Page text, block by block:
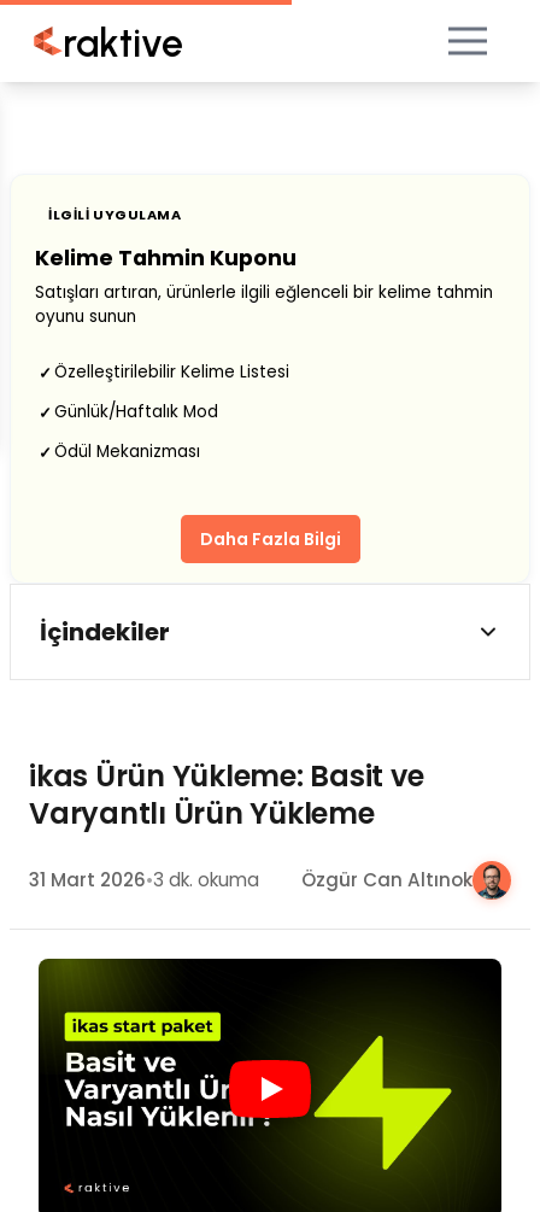
raktive
ikas Ürün Yükleme: Basit ve
Varyantlı Ürün Yükleme
31 Mart 2026•3 dk. okuma Özgür Can Altınok
İLGILI UYGULAMA
Kelime Tahmin Kuponu
Satışları artıran, ürünlerle ilgili eğlenceli bir kelime tahmin
oyunu sunun
✓ Özelleştirilebilir Kelime Listesi
✓ Günlük/Haftalık Mod
✓ Ödül Mekanizması
Daha Fazla Bilgi
İçindekiler
ikas Ürün Yükleme Neden Önemli?
1. Basit Ürün Yükleme
2. Varyantlı Ürün Yükleme
3. SEO ve Görünürlük Ayarları
ikas Ürün Yükleme İpuçları